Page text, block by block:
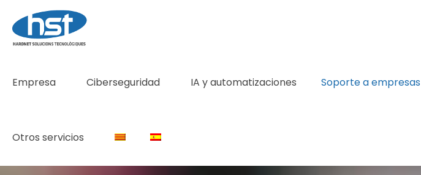
Empresa Ciberseguridad IA y automatizaciones Soporte a empresas
Otros servicios